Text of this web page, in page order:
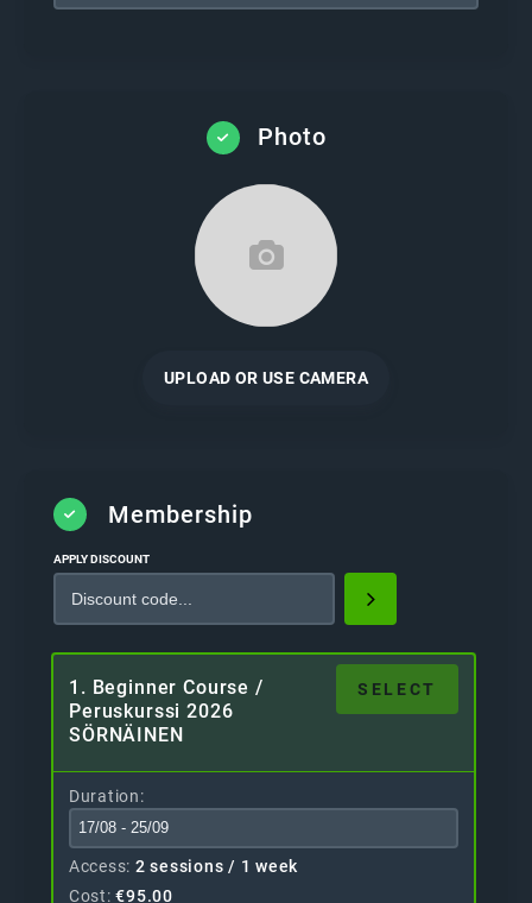
Photo
UPLOAD OR USE CAMERA
Membership
APPLY DISCOUNT
SELECT
1. Beginner Course /
Peruskurssi 2026
SÖRNÄINEN
Duration
Access 2 sessions / 1 week
Cost €95.00